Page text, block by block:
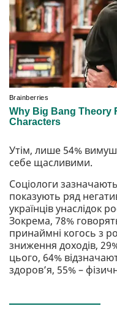
Утім, лише 54%
себе щасливими.
Соціологи
показують ряд
українців унаслідок
Зокрема, 78%
принаймні когось з
зниження доходів,
цього, 64%
здоров’я, 55% –